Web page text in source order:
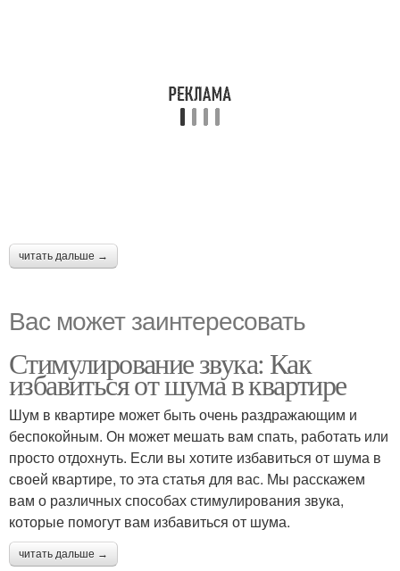
читать дальше →
Вас может заинтересовать
Стимулирование звука: Как
избавиться от шума в квартире
Шум в квартире может быть очень раздражающим и
беспокойным. Он может мешать вам спать, работать или
просто отдохнуть. Если вы хотите избавиться от шума в
своей квартире, то эта статья для вас. Мы расскажем
вам о различных способах стимулирования звука,
которые помогут вам избавиться от шума.
читать дальше →